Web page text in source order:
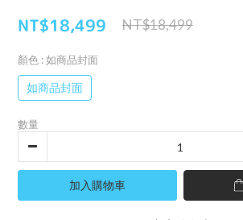
NT$18,499 NT$18,499
顏色 : 如商品封面
如商品封面
數量
加入購物車